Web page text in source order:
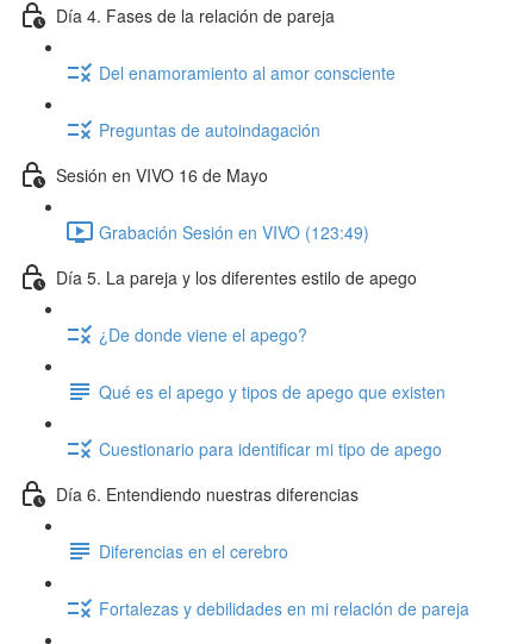
Día 4. Fases de la relación de pareja
Del enamoramiento al amor consciente
Preguntas de autoindagación
Sesión en VIVO 16 de Mayo
Grabación Sesión en VIVO (123:49)
Día 5. La pareja y los diferentes estilo de apego
¿De donde viene el apego?
Qué es el apego y tipos de apego que existen
Cuestionario para identificar mi tipo de apego
Día 6. Entendiendo nuestras diferencias
Diferencias en el cerebro
Fortalezas y debilidades en mi relación de pareja